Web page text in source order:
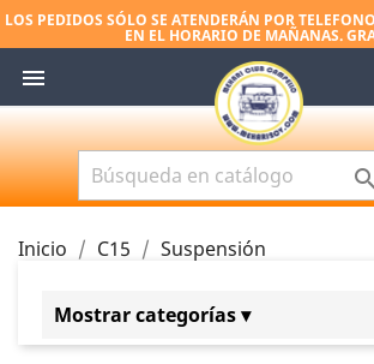
LOS PEDIDOS SÓLO SE ATENDERÁN POR
EN EL HORARIO DE MAÑANAS.


Inicio C15 Suspensión
Mostrar categorías ▾
C15